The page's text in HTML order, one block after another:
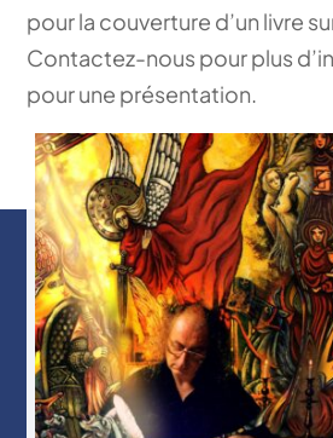
pour la couverture d’un livre
Contactez-nous pour plus
pour une présentation.